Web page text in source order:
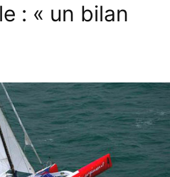
: « un bilan